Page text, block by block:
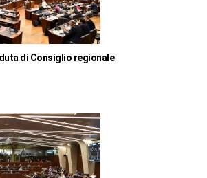
di Consiglio regionale